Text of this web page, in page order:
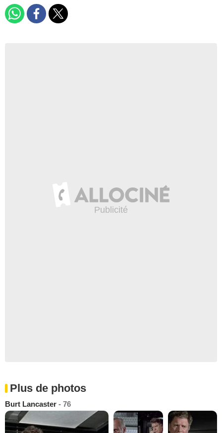
Plus de photos
Burt Lancaster - 76